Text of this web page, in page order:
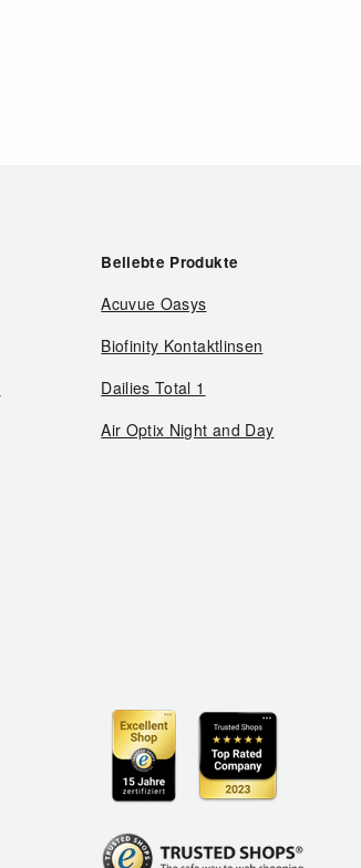
Beliebte Produkte
Acuvue Oasys
Biofinity Kontaktlinsen
Dailies Total 1
Air Optix Night and Day